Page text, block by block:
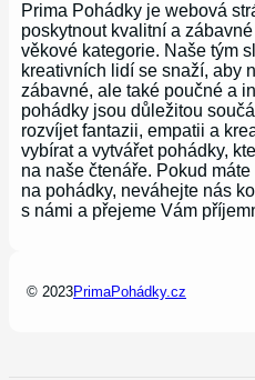
Prima Pohádky je webová
poskytnout kvalitní a
věkové kategorie. Naše tým
kreativních lidí se snaží, aby
zábavné, ale také poučné a
pohádky jsou důležitou
rozvíjet fantazii, empatii a
vybírat a vytvářet pohádky,
na naše čtenáře. Pokud
na pohádky, neváhejte nás
s námi a přejeme Vám
© 2023PrimaPohádky.cz